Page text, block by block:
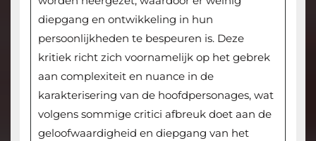
diepgang en ontwikkeling in hun
persoonlijkheden te bespeuren is. Deze
kritiek richt zich voornamelijk op het gebrek
aan complexiteit en nuance in de
karakterisering van de hoofdpersonages, wat
volgens sommige critici afbreuk doet aan de
geloofwaardigheid en diepgang van het